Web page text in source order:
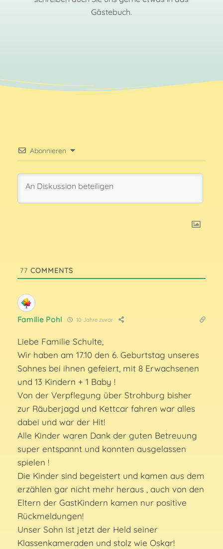
Gästebuch.
Abonnieren
77 COMMENTS
Familie Pohl 10 Jahre zuvor
Liebe Familie Schulte,
Wir haben am 17.10 den 6. Geburtstag unseres
Sohnes bei ihnen gefeiert, mit 8 Erwachsenen
und 13 Kindern + 1 Baby !
Von der Verpflegung über Strohburg bisher
zur Räuberjagd und Kettcar fahren war alles
dabei und war der Hit!
Alle Kinder waren Dank der guten Betreuung
super entspannt und konnten ausgelassen
spielen !
Die Kinder sind begeistert und kamen aus dem
erzählen gar nicht mehr heraus , auch von den
Eltern der GastKindern kamen nur positive
Rückmeldungen!
Unser Sohn ist jetzt der Held seiner
Klassenkameraden und stolz wie Oskar!